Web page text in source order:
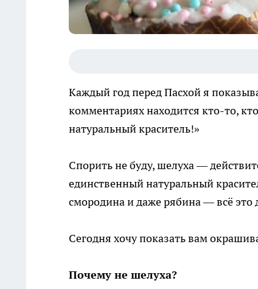
Каждый год перед Пасхой я
комментариях находится кто-то,
натуральный краситель!»
Спорить не буду, шелуха —
единственный натуральный
смородина и даже рябина — всё это
Сегодня хочу показать вам
Почему не шелуха?